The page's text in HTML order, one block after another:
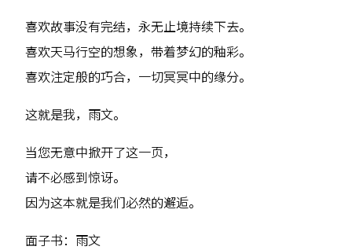
喜欢故事没有完结，永无止境持续下去。
喜欢天马行空的想象，带着梦幻的釉彩。
喜欢注定般的巧合，一切冥冥中的缘分。
这就是我，雨文。
当您无意中掀开了这一页，
请不必感到惊讶。
因为这本就是我们必然的邂逅。
面子书：雨文